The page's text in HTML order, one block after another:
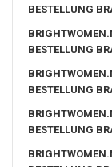
BESTELLUNG
BESTELLUNG
BESTELLUNG
BESTELLUNG